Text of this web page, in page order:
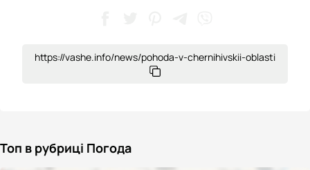
https://vashe.info/news/pohoda-v-chernihivskii-oblasti
Топ в рубриці Погода